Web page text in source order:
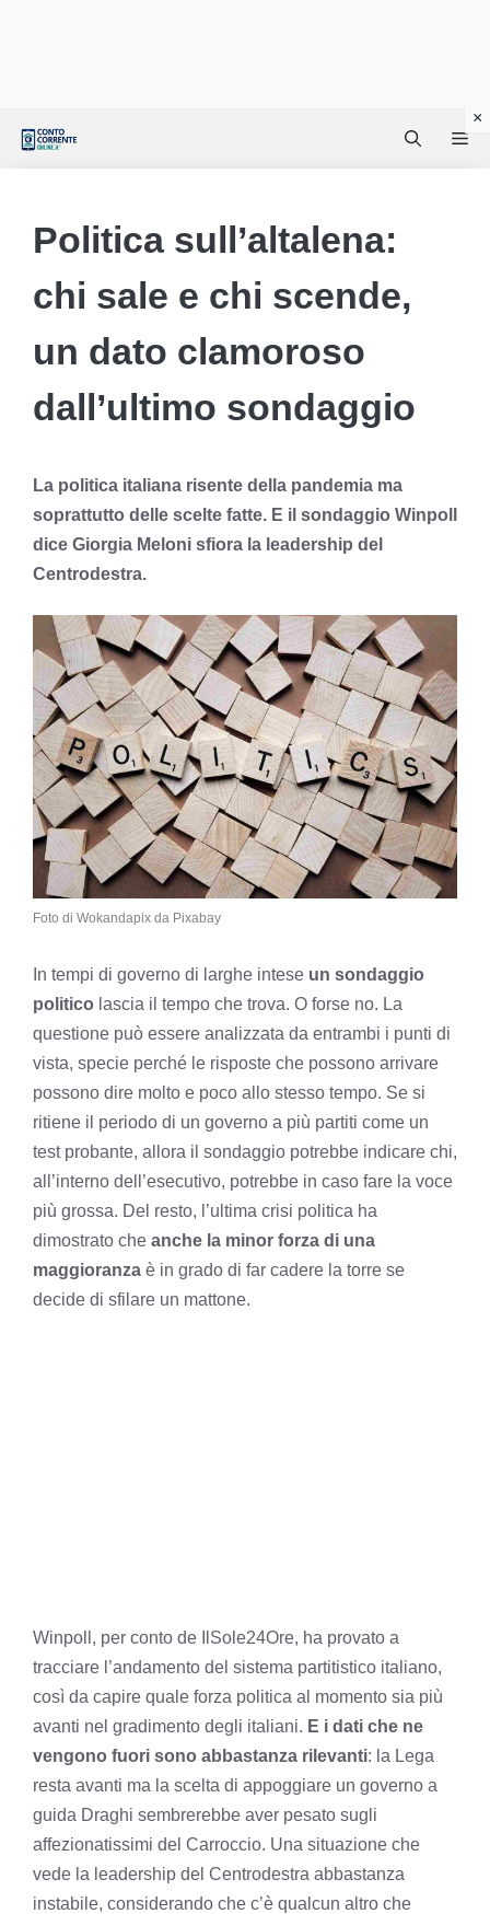
Politica sull’altalena:
chi sale e chi scende,
un dato clamoroso
dall’ultimo sondaggio
La politica italiana risente della pandemia ma
soprattutto delle scelte fatte. E il sondaggio Winpoll
dice Giorgia Meloni sfiora la leadership del
Centrodestra.
Foto di Wokandapix da Pixabay
In tempi di governo di larghe intese un sondaggio
politico lascia il tempo che trova. O forse no. La
questione può essere analizzata da entrambi i punti di
vista, specie perché le risposte che possono arrivare
possono dire molto e poco allo stesso tempo. Se si
ritiene il periodo di un governo a più partiti come un
test probante, allora il sondaggio potrebbe indicare chi,
all’interno dell’esecutivo, potrebbe in caso fare la voce
più grossa. Del resto, l’ultima crisi politica ha
dimostrato che anche la minor forza di una
maggioranza è in grado di far cadere la torre se
decide di sfilare un mattone.
Winpoll, per conto de IlSole24Ore, ha provato a
tracciare l’andamento del sistema partitistico italiano,
così da capire quale forza politica al momento sia più
avanti nel gradimento degli italiani. E i dati che ne
vengono fuori sono abbastanza rilevanti: la Lega
resta avanti ma la scelta di appoggiare un governo a
guida Draghi sembrerebbe aver pesato sugli
affezionatissimi del Carroccio. Una situazione che
vede la leadership del Centrodestra abbastanza
instabile, considerando che c’è qualcun altro che